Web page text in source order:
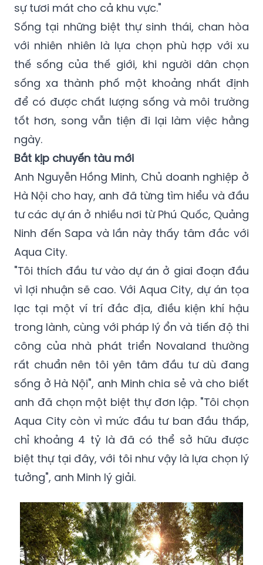
sự tươi mát cho cả khu vực."
Sống tại những biệt thự sinh thái, chan hòa
với nhiên nhiên là lựa chọn phù hợp với xu
thế sống của thế giới, khi người dân chọn
sống xa thành phố một khoảng nhất định
để có được chất lượng sống và môi trường
tốt hơn, song vẫn tiện đi lại làm việc hằng
ngày.
Bắt kịp chuyến tàu mới
Anh Nguyễn Hồng Minh, Chủ doanh nghiệp ở
Hà Nội cho hay, anh đã từng tìm hiểu và đầu
tư các dự án ở nhiều nơi từ Phú Quốc, Quảng
Ninh đến Sapa và lần này thấy tâm đắc với
Aqua City.
"Tôi thích đầu tư vào dự án ở giai đoạn đầu
vì lợi nhuận sẽ cao. Với Aqua City, dự án tọa
lạc tại một ví trí đắc địa, điều kiện khí hậu
trong lành, cùng với pháp lý ổn và tiến độ thi
công của nhà phát triển Novaland thường
rất chuẩn nên tôi yên tâm đầu tư dù đang
sống ở Hà Nội", anh Minh chia sẻ và cho biết
anh đã chọn một biệt thự đơn lập. "Tôi chọn
Aqua City còn vì mức đầu tư ban đầu thấp,
chỉ khoảng 4 tỷ là đã có thể sở hữu được
biệt thự tại đây, với tôi như vậy là lựa chọn lý
tưởng", anh Minh lý giải.